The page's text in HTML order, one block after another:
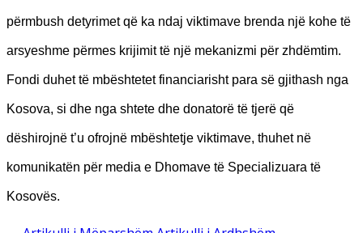
përmbush detyrimet që ka ndaj viktimave brenda një kohe të
arsyeshme përmes krijimit të një mekanizmi për zhdëmtim.
Fondi duhet të mbështetet financiarisht para së gjithash nga
Kosova, si dhe nga shtete dhe donatorë të tjerë që
dëshirojnë t’u ofrojnë mbështetje viktimave, thuhet në
komunikatën për media e Dhomave të Specializuara të
Kosovës.